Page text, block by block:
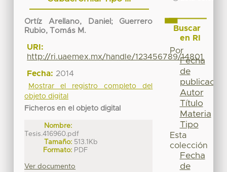
Ortíz Arellano, Daniel ; Guerrero
Rubio, Tomás M.
URI:
http://ri.uaemex.mx/handle/123456789/14801
Fecha: 2014
Mostrar el registro completo del
objeto digital
Ficheros en el objeto digital
Nombre:
Tesis.416960.pdf
Tamaño: 513.1Kb
Formato: PDF
Ver documento
Buscar
en RI
Por
Fecha
de
publicación
Autor
Título
Materia
Tipo
Esta
colección
Fecha
de